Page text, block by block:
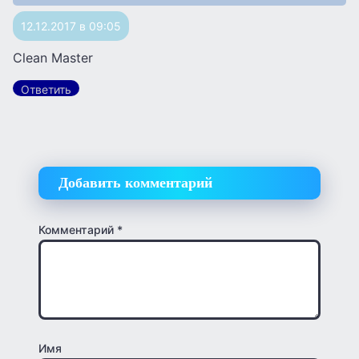
12.12.2017 в 09:05
Clean Master
Ответить
Добавить комментарий
Комментарий *
Имя